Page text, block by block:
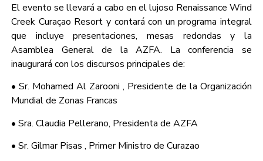
El evento se llevará a cabo en el lujoso Renaissance Wind
Creek Curaçao Resort y contará con un programa integral
que incluye presentaciones, mesas redondas y la
Asamblea General de la AZFA. La conferencia se
inaugurará con los discursos principales de:
• Sr. Mohamed Al Zarooni , Presidente de la Organización
Mundial de Zonas Francas
• Sra. Claudia Pellerano, Presidenta de AZFA
• Sr. Gilmar Pisas , Primer Ministro de Curazao